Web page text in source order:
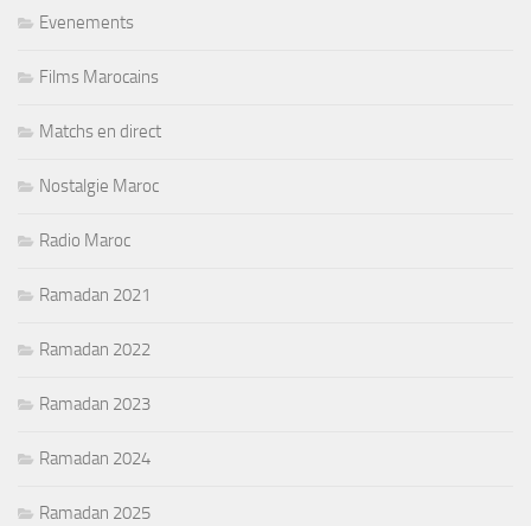
Evenements
Films Marocains
Matchs en direct
Nostalgie Maroc
Radio Maroc
Ramadan 2021
Ramadan 2022
Ramadan 2023
Ramadan 2024
Ramadan 2025